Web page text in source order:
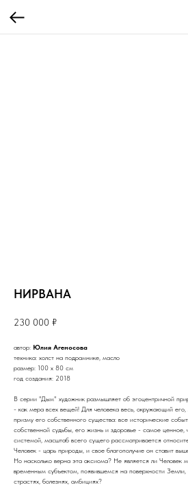
НИРВАНА
230 000 ₽
автор: Юлия Агеносова
техника: холст на подрамнике, масло
размер: 100 х 80 см
год создания: 2018
В серии "Дым" художник размышляет об эгоцентричной
- как мера всех вещей! Для человека весь, окружающий
призму его собственного существа: все исторические
собственной судьбы, его жизнь и здоровье - самое ценное,
системой, масштаб всего сущего рассматривается
Человек - царь природы, и свое благополучие он ставит
Но насколько верна эта аксиома? Не является ли Человек
временным субъектом, появившемся на поверхности
страстях, болезнях, амбициях?